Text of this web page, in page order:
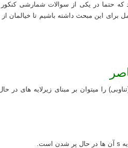
حتما در یکی از سوالات شمارشی
برای این مبحث داشته باشیم تا خیالمان
را میتوان بر مبنای زیرلایه های در